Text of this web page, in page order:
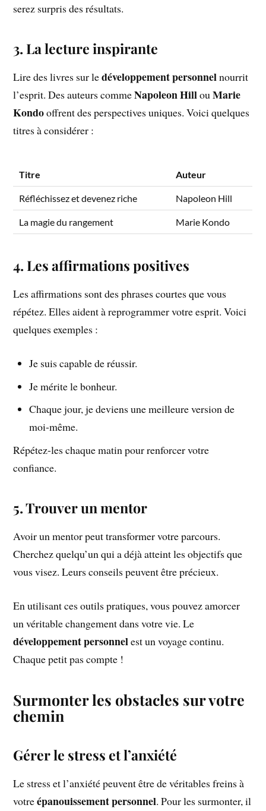
serez surpris des résultats.
3. La lecture inspirante
Lire des livres sur ledéveloppement personnelnourrit
l’esprit. Des auteurs commeNapoleon HillouMarie
Kondooffrent des perspectives uniques. Voici quelques
titres à considérer :
Titre Auteur
Réfléchissez et devenez riche Napoleon Hill
La magie du rangement Marie Kondo
4. Les affirmations positives
Les affirmations sont des phrases courtes que vous
répétez. Elles aident à reprogrammer votre esprit. Voici
quelques exemples :
Je suis capable de réussir.
Je mérite le bonheur.
Chaque jour, je deviens une meilleure version de
moi-même.
Répétez-les chaque matin pour renforcer votre
confiance.
5. Trouver un mentor
Avoir un mentor peut transformer votre parcours.
Cherchez quelqu’un qui a déjà atteint les objectifs que
vous visez. Leurs conseils peuvent être précieux.
En utilisant ces outils pratiques, vous pouvez amorcer
un véritable changement dans votre vie. Le
développement personnelest un voyage continu.
Chaque petit pas compte !
Surmonter les obstacles sur votre
chemin
Gérer le stress et l’anxiété
Le stress et l’anxiété peuvent être de véritables freins à
votreépanouissement personnel. Pour les surmonter, il